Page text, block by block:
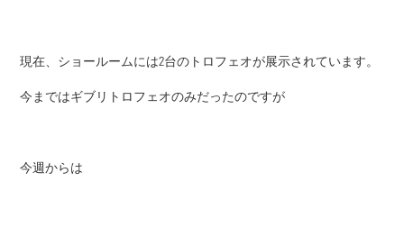
現在、ショールームには2台のトロフェオが展示されています。
今まではギブリトロフェオのみだったのですが
今週からは